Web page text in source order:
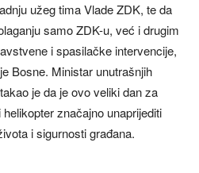
užeg tima Vlade ZDK, te da
samo ZDK-u, već i drugim
i spasilačke intervencije,
Bosne. Ministar unutrašnjih
je da je ovo veliki dan za
značajno unaprijediti
i sigurnosti građana.